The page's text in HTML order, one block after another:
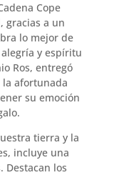
Cope
gracias a un
lo mejor de
y espíritu
Ros, entregó
la afortunada
su emoción
tierra y la
incluye una
Destacan los